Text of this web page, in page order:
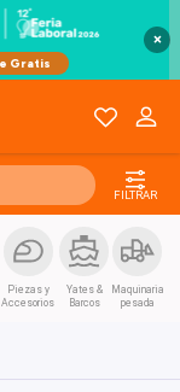
×
FILTRAR
Piezas y
Accesorios
Yates &
Barcos
Maquinaria
pesada